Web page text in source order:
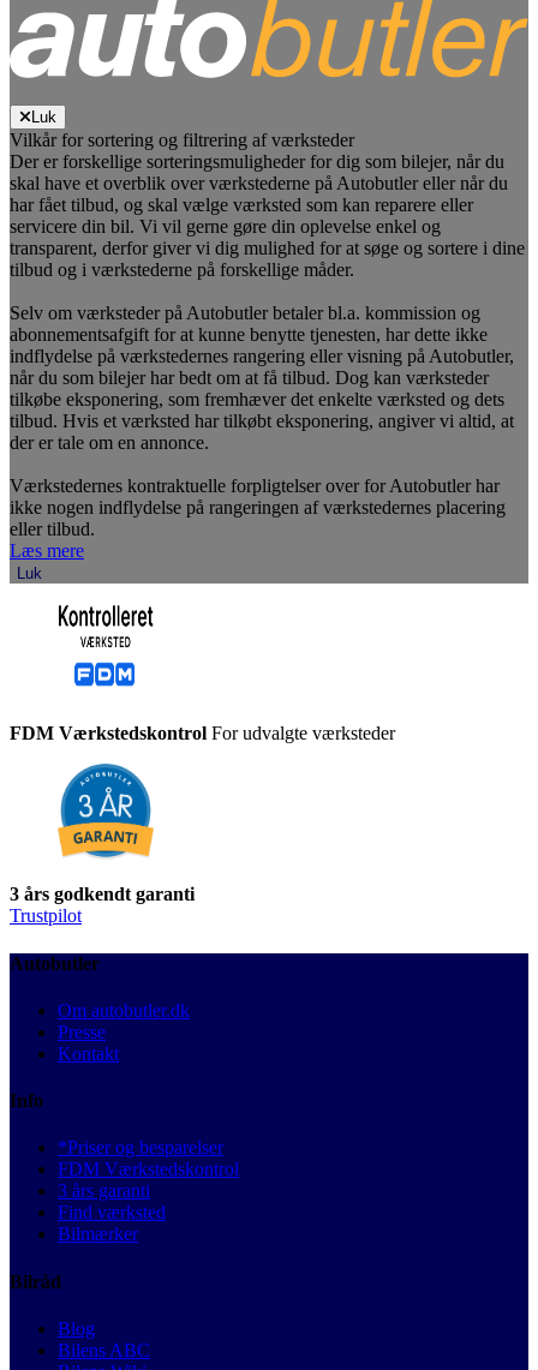
Luk
Vilkår for sortering og filtrering af værksteder
Der er forskellige sorteringsmuligheder for dig som bilejer, når du
skal have et overblik over værkstederne på Autobutler eller når du
har fået tilbud, og skal vælge værksted som kan reparere eller
servicere din bil. Vi vil gerne gøre din oplevelse enkel og
transparent, derfor giver vi dig mulighed for at søge og sortere i dine
tilbud og i værkstederne på forskellige måder.
Selv om værksteder på Autobutler betaler bl.a. kommission og
abonnementsafgift for at kunne benytte tjenesten, har dette ikke
indflydelse på værkstedernes rangering eller visning på Autobutler,
når du som bilejer har bedt om at få tilbud. Dog kan værksteder
tilkøbe eksponering, som fremhæver det enkelte værksted og dets
tilbud. Hvis et værksted har tilkøbt eksponering, angiver vi altid, at
der er tale om en annonce.
Værkstedernes kontraktuelle forpligtelser over for Autobutler har
ikke nogen indflydelse på rangeringen af værkstedernes placering
eller tilbud.
Læs mere
Luk
FDM Værkstedskontrol For udvalgte værksteder
3 års godkendt garanti
Trustpilot
Autobutler
Om autobutler.dk
Presse
Kontakt
Info
*Priser og besparelser
FDM Værkstedskontrol
3 års garanti
Find værksted
Bilmærker
Bilråd
Blog
Bilens ABC